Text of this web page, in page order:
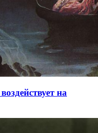
на